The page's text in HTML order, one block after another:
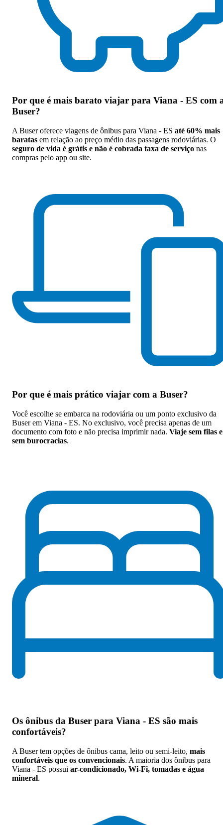
Por que é mais barato viajar para Viana - ES com
Buser?
A Buser oferece viagens de ônibus para Viana - ES até 60% mais
baratas em relação ao preço médio das passagens rodoviárias. O
seguro de vida é grátis e não é cobrada taxa de serviço nas
compras pelo app ou site.
Por que é mais prático viajar com a Buser?
Você escolhe se embarca na rodoviária ou um ponto exclusivo da
Buser em Viana - ES. No exclusivo, você precisa apenas de um
documento com foto e não precisa imprimir nada. Viaje sem filas e
sem burocracias.
Os ônibus da Buser para Viana - ES são mais
confortáveis?
A Buser tem opções de ônibus cama, leito ou semi-leito, mais
confortáveis que os convencionais. A maioria dos ônibus para
Viana - ES possui ar-condicionado, Wi-Fi, tomadas e água
mineral.